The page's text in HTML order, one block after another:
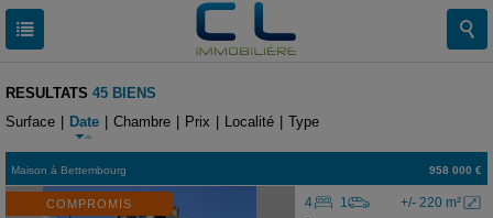
RESULTATS 45 BIENS
Surface
Date Chambre Prix Localité Type
Maison à Bettembourg 958 000 €
COMPROMIS +/- 220 m²
4 1